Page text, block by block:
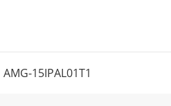
AMG-15IPAL01T1